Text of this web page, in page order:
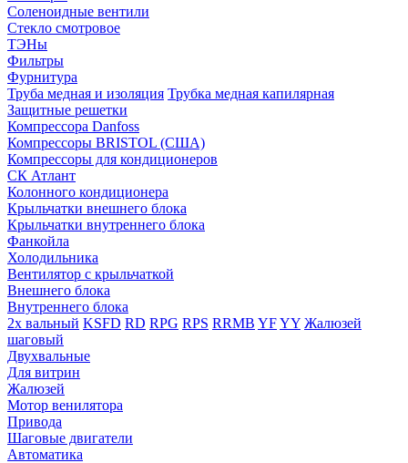
Соленоидные вентили
Стекло смотровое
ТЭНы
Фильтры
Фурнитура
Труба медная и изоляция Трубка медная капилярная
Защитные решетки
Компрессора Danfoss
Компрессоры BRISTOL (США)
Компрессоры для кондиционеров
СК Атлант
Колонного кондиционера
Крыльчатки внешнего блока
Крыльчатки внутреннего блока
Фанкойла
Холодильника
Вентилятор с крыльчаткой
Внешнего блока
Внутреннего блока
2х вальный KSFD RD RPG RPS RRMB YFYY Жалюзей
шаговый
Двухвальные
Для витрин
Жалюзей
Мотор венилятора
Привода
Шаговые двигатели
Автоматика